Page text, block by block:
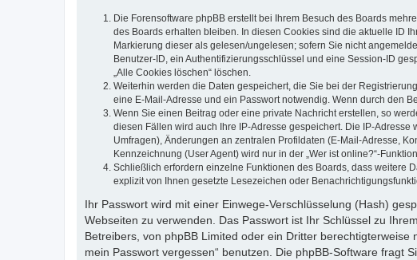
Die Forensoftware phpBB erstellt bei Ihrem Besuch des Boards
des Boards erhalten bleiben. In diesen Cookies sind die aktuelle ID
Markierung dieser als gelesen/ungelesen; sofern Sie nicht
Benutzer-ID, ein Authentifizierungsschlüssel und eine Session-ID
„Alle Cookies löschen“ löschen.
Weiterhin werden die Daten gespeichert, die Sie bei der
eine E-Mail-Adresse und ein Passwort notwendig. Wenn durch den
Wenn Sie einen Beitrag oder eine private Nachricht erstellen, so
diesen Fällen wird auch Ihre IP-Adresse gespeichert. Die IP-
Umfragen), Änderungen an zentralen Profildaten (E-Mail-Adresse,
Kennzeichnung (User Agent) wird nur in der „Wer ist online?“-
Schließlich erfordern einzelne Funktionen des Boards, dass weitere
explizit von Ihnen gesetzte Lesezeichen oder
Ihr Passwort wird mit einer Einwege-Verschlüsselung (Hash)
Webseiten zu verwenden. Das Passwort ist Ihr Schlüssel zu
Betreibers, von phpBB Limited oder ein Dritter
mein Passwort vergessen“ benutzen. Die phpBB-Software